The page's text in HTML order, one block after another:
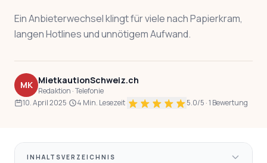
Ein Anbieterwechsel klingt für viele nach Papierkram,
langen Hotlines und unnötigem Aufwand.
MK MietkautionSchweiz.ch
Redaktion · Telefonie
10. April 2025· 4 Min. Lesezeit· 5.0/5 ·1 Bewertung
INHALTSVERZEICHNIS